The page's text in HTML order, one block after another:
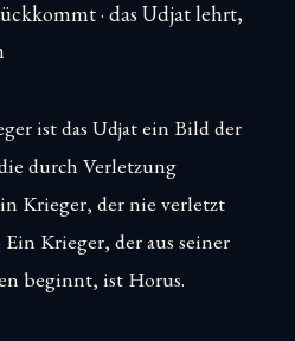
· das Udjat lehrt,
ist das Udjat ein Bild der
durch Verletzung
Krieger, der nie verletzt
Krieger, der aus seiner
beginnt, ist Horus.